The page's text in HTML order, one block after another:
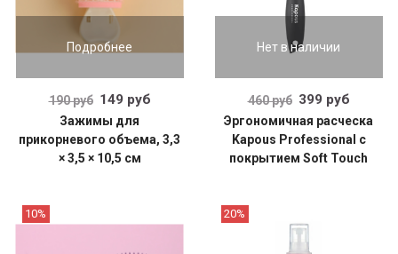
Подробнее
190 руб 149 руб
Зажимы для
прикорневого объема, 3,3
× 3,5 × 10,5 см
Нет в наличии
460 руб 399 руб
Эргономичная расческа
Kapous Professional с
покрытием Soft Touch
10% 20%